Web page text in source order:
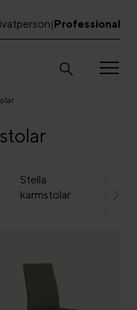
Professional
|
Stella
karmstolar